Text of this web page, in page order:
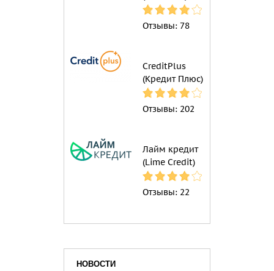
Отзывы: 78
CreditPlus
(Кредит Плюс)
Отзывы: 202
Лайм кредит
(Lime Credit)
Отзывы: 22
НОВОСТИ